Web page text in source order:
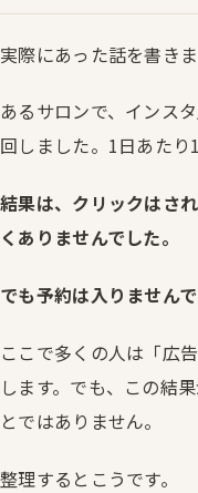
実際にあった話を書きま
あるサロンで、インス
回しました。1日あたり
結果は、クリックはさ
くありませんでした。
でも予約は入りません
ここで多くの人は「広
します。でも、この結
とではありません。
整理するとこうです。